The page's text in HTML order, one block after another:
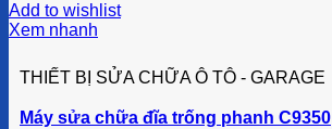
Add to wishlist
Xem nhanh
THIẾT BỊ SỬA CHỮA Ô TÔ - GARAGE
Máy sửa chữa đĩa trống phanh C9350